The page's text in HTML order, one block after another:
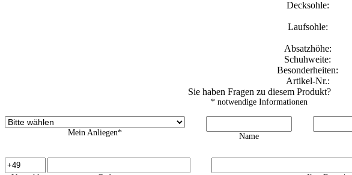
Decksohle:
Laufsohle:
Absatzhöhe:
Schuhweite:
Besonderheiten:
Artikel-Nr.:
Sie haben Fragen zu diesem Produkt?
* notwendige Informationen
Mein Anliegen* Name